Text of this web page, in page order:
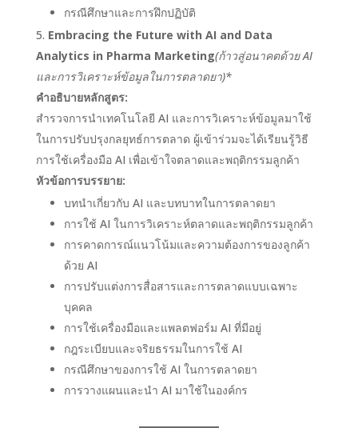
กรณีศึกษาและการฝึกปฏิบัติ
Embracing the Future with AI and Data
Analytics in Pharma Marketing(ก้าวสู่อนาคตด้วย AI
และการวิเคราะห์ข้อมูลในการตลาดยา)*
คำอธิบายหลักสูตร:
สำรวจการนำเทคโนโลยี AI และการวิเคราะห์ข้อมูลมาใช้
ในการปรับปรุงกลยุทธ์การตลาด ผู้เข้าร่วมจะได้เรียนรู้วิธี
การใช้เครื่องมือ AI เพื่อเข้าใจตลาดและพฤติกรรมลูกค้า
หัวข้อการบรรยาย:
บทนำเกี่ยวกับ AI และบทบาทในการตลาดยา
การใช้ AI ในการวิเคราะห์ตลาดและพฤติกรรมลูกค้า
การคาดการณ์แนวโน้มและความต้องการของลูกค้า
ด้วย AI
การปรับแต่งการสื่อสารและการตลาดแบบเฉพาะ
บุคคล
การใช้เครื่องมือและแพลตฟอร์ม AI ที่มีอยู่
กฎระเบียบและจริยธรรมในการใช้ AI
กรณีศึกษาของการใช้ AI ในการตลาดยา
การวางแผนและนำ AI มาใช้ในองค์กร